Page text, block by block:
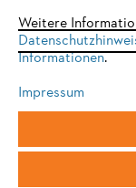
Allgemeine
Impressum
STIHL
eine optimale
einem der
Firefox
Weitere
Informationen.
Impressum